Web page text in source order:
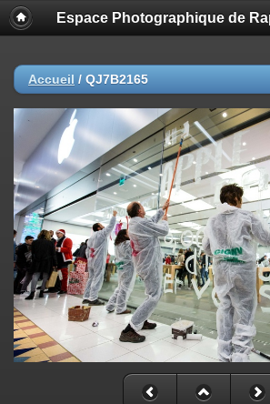
Espace Photographique de
Accueil / QJ7B2165